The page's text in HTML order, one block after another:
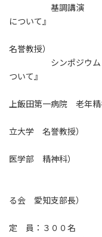
基調講演 『知っ
について』
講師：小阪
名誉教授）
シンポジウム『グ
ついて』
座 長：
上飯田第一病院 老年精
シンポジス
立大学 名誉教授）
松永真史氏
医学部 精神科）
鬼頭恵
（レビー小
る会 愛知支部長）
ご家
定 員：３００名